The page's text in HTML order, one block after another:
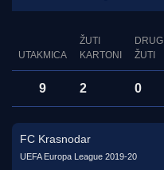
UTAKMICA
ŽUTI
KARTONI
DRUGI
ŽUTI
9 2 0
FC Krasnodar
UEFA Europa League 2019-20